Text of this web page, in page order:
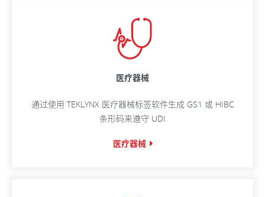
医疗器械
通过使用 TEKLYNX 医疗器械标签软件生成 GS1 或 HIBC
条形码来遵守 UDI
医疗器械